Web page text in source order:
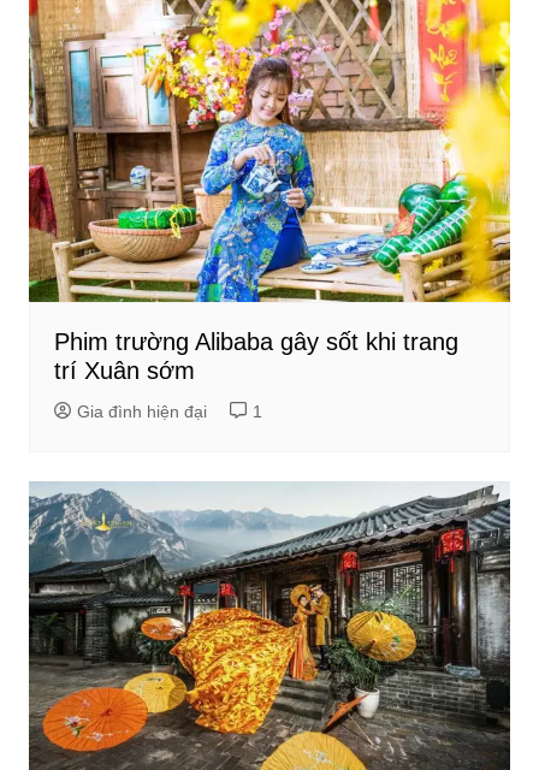
Phim trường Alibaba gây sốt khi trang
trí Xuân sớm
Gia đình hiện đại 1